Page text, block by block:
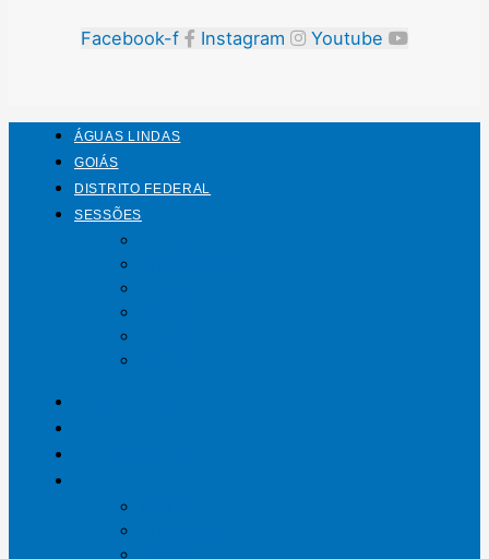
Facebook-f Instagram Youtube
ÁGUAS LINDAS
GOIÁS
DISTRITO FEDERAL
SESSÕES